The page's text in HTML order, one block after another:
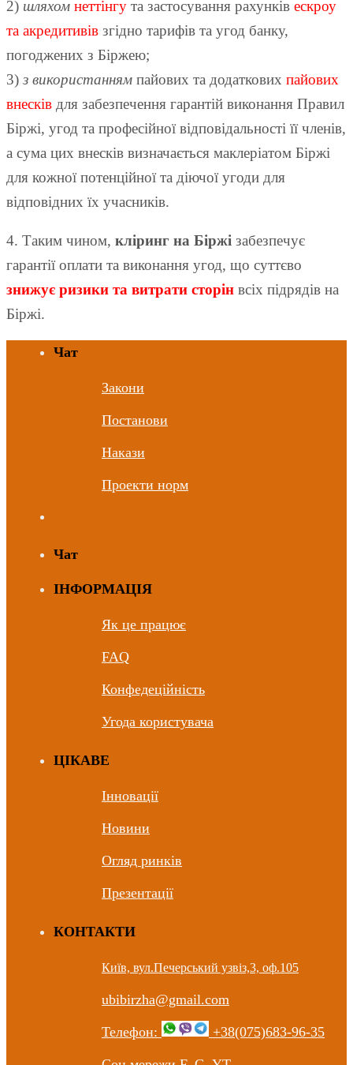
2) шляхом неттінгу та застосування рахунків ескроу
та акредитивів згідно тарифів та угод банку,
погоджених з Біржею;
3) з використанням пайових та додаткових пайових
внесків для забезпечення гарантій виконання Правил
Біржі, угод та професійної відповідальності її членів,
а сума цих внесків визначається маклеріатом Біржі
для кожної потенційної та діючої угоди для
відповідних їх учасників.
4. Таким чином, кліринг на Біржі забезпечує
гарантії оплати та виконання угод, що суттєво
знижує ризики та витрати сторін всіх підрядів на
Біржі.
Чат
Закони
Постанови
Накази
Проекти норм
Чат
ІНФОРМАЦІЯ
Як це працює
FAQ
Конфедеційність
Угода користувача
ЦIКАВЕ
Інновації
Новини
Огляд ринків
Презентації
КОНТАКТИ
Київ, вул.Печерський узвіз,3, оф.105
ubibirzha@gmail.com
Телефон: +38(075)683-96-35